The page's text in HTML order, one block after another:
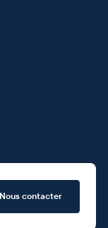
Nous contacter